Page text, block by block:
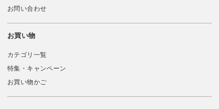
お問い合わせ
お買い物
カテゴリ一覧
特集・キャンペーン
お買い物かご